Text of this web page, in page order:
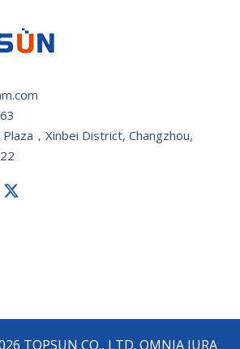
，Xinbei District, Changzhou,
TOPSUN CO., LTD. OMNIA IURA